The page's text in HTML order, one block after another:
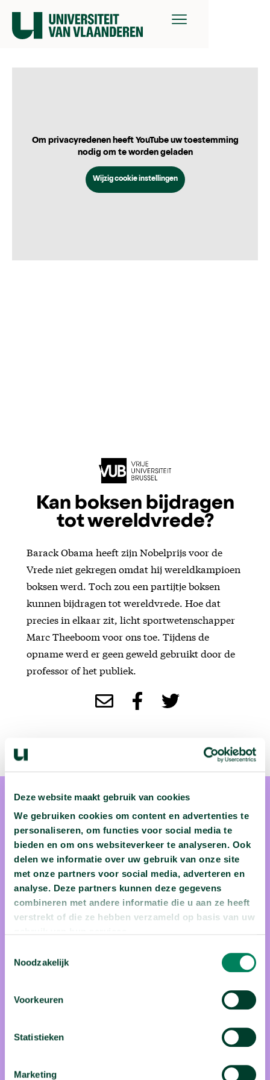
Deze website maakt gebruik van cookies
We gebruiken cookies om content en advertenties te
personaliseren, om functies voor social media te
bieden en om ons websiteverkeer te analyseren. Ook
delen we informatie over uw gebruik van onze site
met onze partners voor social media, adverteren en
analyse. Deze partners kunnen deze gegevens
combineren met andere informatie die u aan ze heeft
verstrekt of die ze hebben verzameld op basis van uw
Noodzakelijk
Voorkeuren
Statistieken
Marketing
Om privacyredenen heeft YouTube uw toestemming
nodig om te worden geladen
Wijzig cookie instellingen
Kan boksen bijdragen
tot wereldvrede?
Barack Obama heeft zijn Nobelprijs voor de
Vrede niet gekregen omdat hij wereldkampioen
boksen werd. Toch zou een partijtje boksen
kunnen bijdragen tot wereldvrede. Hoe dat
precies in elkaar zit, licht sportwetenschapper
Marc Theeboom voor ons toe. Tijdens de
opname werd er geen geweld gebruikt door de
professor of het publiek.
prof. dr. Marc Theeboom
Sporten is gezond, dat weet iedereen. Maar wist je ook dat
het meer voor je doet dan enkel dat fit lijf krijgen? Marc
sociale meerwaarde van sport in kaart brengt. Dat blijkt
posities. Sport is echter geen wondermiddel. Via zijn
die vervuld moeten worden. Hij beschouwt het als een
uitdaging om wetenschap en praktijk dichter bij elkaar te
brengen en hecht dan ook veel belang aan het delen en het